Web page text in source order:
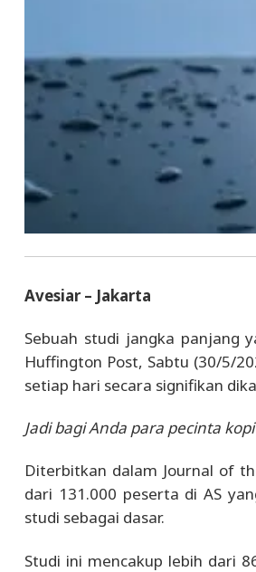
Avesiar – Jakarta
Sebuah studi jangka panjang
Huffington Post, Sabtu (30/5/
setiap hari secara signifikan
Jadi bagi Anda para pecinta
Diterbitkan dalam Journal of
dari 131.000 peserta di AS
studi sebagai dasar.
Studi ini mencakup lebih dari